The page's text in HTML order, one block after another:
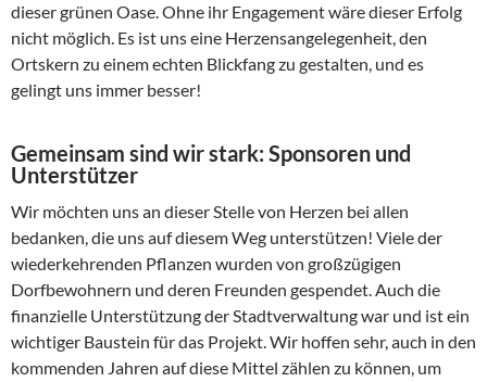
dieser grünen Oase. Ohne ihr Engagement wäre dieser Erfolg
nicht möglich. Es ist uns eine Herzensangelegenheit, den
Ortskern zu einem echten Blickfang zu gestalten, und es
gelingt uns immer besser!
Gemeinsam sind wir stark: Sponsoren und
Unterstützer
Wir möchten uns an dieser Stelle von Herzen bei allen
bedanken, die uns auf diesem Weg unterstützen! Viele der
wiederkehrenden Pflanzen wurden von großzügigen
Dorfbewohnern und deren Freunden gespendet. Auch die
finanzielle Unterstützung der Stadtverwaltung war und ist ein
wichtiger Baustein für das Projekt. Wir hoffen sehr, auch in den
kommenden Jahren auf diese Mittel zählen zu können, um